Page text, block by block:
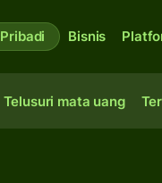
Pribadi Bisnis
Telusuri mata uang